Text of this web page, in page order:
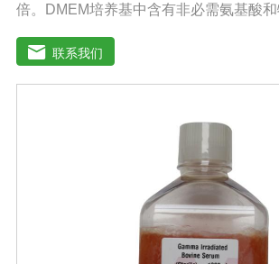
倍。DMEM培养基中含有非必需氨基酸
基葡萄糖的含量为1000 mg/L，高糖
含量为4500 mg/L。DMEM早期用来培养
DMEM培养基广泛应用于普通和转化的
联系我们